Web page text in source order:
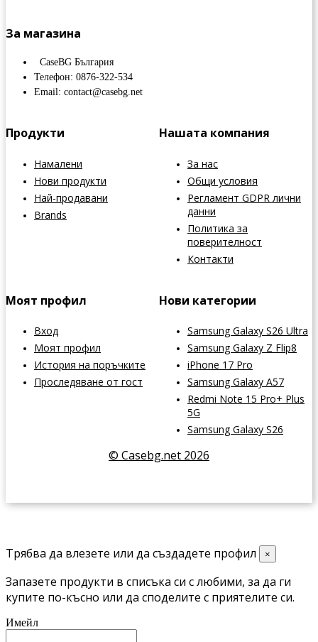
За магазина
CaseBG България
Телефон: 0876-322-534
Email: contact@casebg.net
Продукти
Намалени
Нови продукти
Най-продавани
Brands
Нашата компания
За нас
Общи условия
Регламент GDPR лични
данни
Политика за
поверителност
Контакти
Моят профил
Вход
Моят профил
История на поръчките
Проследяване от гост
Нови категории
Samsung Galaxy S26 Ultra
Samsung Galaxy Z Flip8
iPhone 17 Pro
Samsung Galaxy A57
Redmi Note 15 Pro+ Plus
5G
Samsung Galaxy S26
© Casebg.net 2026
Трябва да влезете или да създадете профил ×
Запазете продукти в списъка си с любими, за да ги
купите по-късно или да споделите с приятелите си.
Имейл